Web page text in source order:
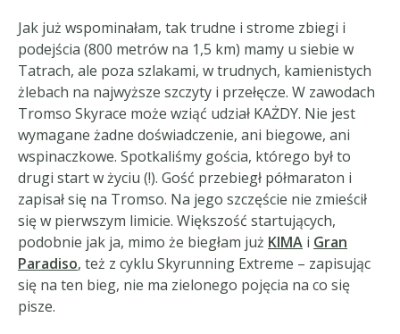
Jak już wspominałam, tak trudne i strome zbiegi i
podejścia (800 metrów na 1,5 km) mamy u siebie w
Tatrach, ale poza szlakami, w trudnych, kamienistych
żlebach na najwyższe szczyty i przełęcze. W zawodach
Tromso Skyrace może wziąć udział KAŻDY. Nie jest
wymagane żadne doświadczenie, ani biegowe, ani
wspinaczkowe. Spotkaliśmy gościa, którego był to
drugi start w życiu (!). Gość przebiegł półmaraton i
zapisał się na Tromso. Na jego szczęście nie zmieścił
się w pierwszym limicie. Większość startujących,
podobnie jak ja, mimo że biegłam już KIMA i Gran
Paradiso, też z cyklu Skyrunning Extreme – zapisując
się na ten bieg, nie ma zielonego pojęcia na co się
pisze.